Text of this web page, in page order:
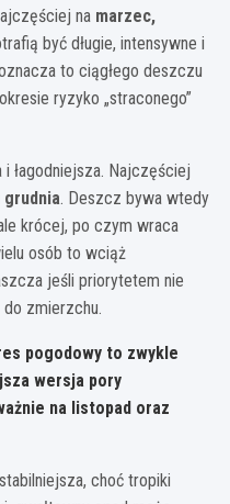
na marzec,
być długie, intensywne i
to ciągłego deszczu
ryzyko „straconego”
łagodniejsza. Najczęściej
. Deszcz bywa wtedy
krócej, po czym wraca
osób to wciąż
jeśli priorytetem nie
zmierzchu.
pogodowy to zwykle
wersja pory
na listopad oraz
choć tropiki